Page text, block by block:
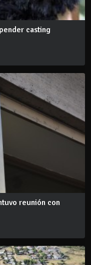
casting
reunión con